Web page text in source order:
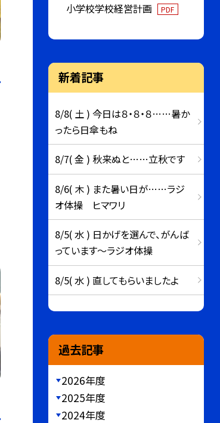
小学校学校経営計画
PDF
新着記事
8/8( 土 ) 今日は８・８・８……暑か
ったら日傘もね
8/7( 金 ) 秋来ぬと……立秋です
8/6( 木 ) また暑い日が……ラジ
オ体操 ヒマワリ
8/5( 水 ) 日かげを選んで、がんば
っています～ラジオ体操
8/5( 水 ) 直してもらいましたよ
過去記事
2026年度
2025年度
2024年度